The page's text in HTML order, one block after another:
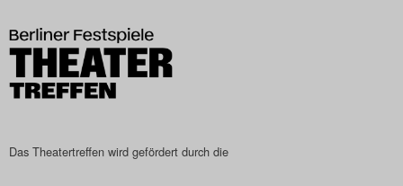
Das Theatertreffen-Blog
2023
Das Theatertreffen-Blog
2024
Das Theatertreffen wird gefördert durch die